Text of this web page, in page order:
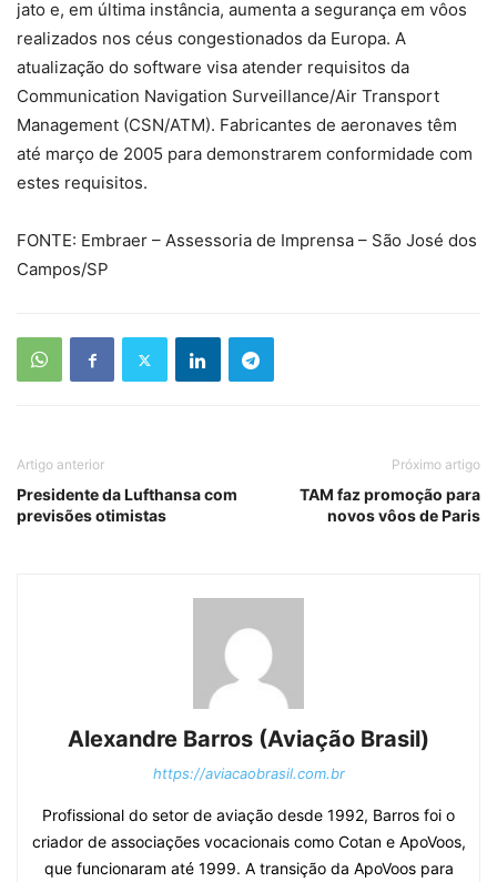
jato e, em última instância, aumenta a segurança em vôos
realizados nos céus congestionados da Europa. A
atualização do software visa atender requisitos da
Communication Navigation Surveillance/Air Transport
Management (CSN/ATM). Fabricantes de aeronaves têm
até março de 2005 para demonstrarem conformidade com
estes requisitos.
FONTE: Embraer – Assessoria de Imprensa – São José dos
Campos/SP
Artigo anterior
Presidente da Lufthansa com
previsões otimistas
Próximo artigo
TAM faz promoção para
novos vôos de Paris
Alexandre Barros (Aviação Brasil)
https://aviacaobrasil.com.br
Profissional do setor de aviação desde 1992, Barros foi o
criador de associações vocacionais como Cotan e ApoVoos,
que funcionaram até 1999. A transição da ApoVoos para